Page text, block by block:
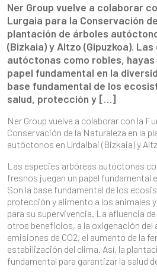
Ner Group vuelve a colaborar
Lurgaia para la Conservación
plantación de árboles
(Bizkaia) y Altzo (Gipuzkoa).
autóctonas como robles, hayas
papel fundamental en la
base fundamental de los
salud, protección y […]
Ner Group vuelve a colaborar con la
Conservación de la Naturaleza en la
autóctonos en Urdaibai (Bizkaia) y
Las especies arbóreas autóctonas
fresnos juegan un papel fundamental
Son la base fundamental de los
protección y alimento a los animales
para su supervivencia. La afluencia
otros beneficios, a la oxigenación del
emisiones de CO2, el aumento de la
estabilización del clima. Así, la
fundamental para garantizar la salud